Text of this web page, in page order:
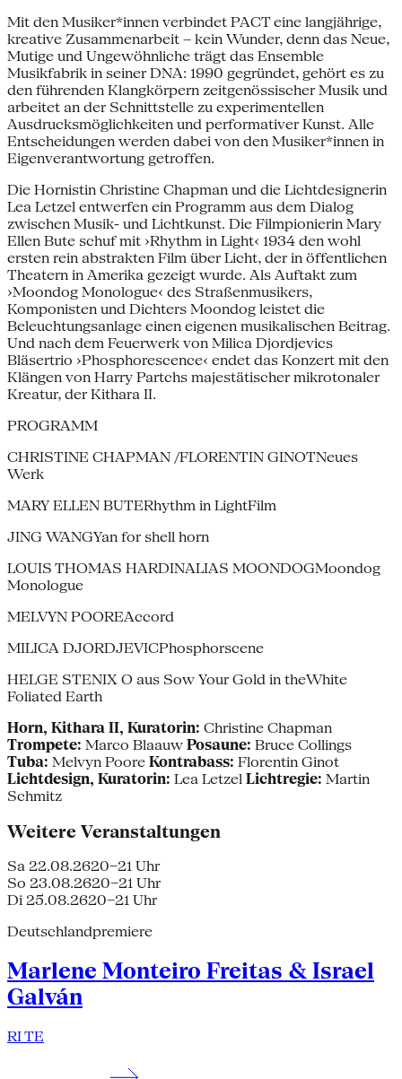
Mit den Musiker*innen verbindet PACT eine langjährige,
kreative Zusammenarbeit – kein Wunder, denn das Neue,
Mutige und Ungewöhnliche trägt das Ensemble
Musikfabrik in seiner DNA: 1990 gegründet, gehört es zu
den führenden Klangkörpern zeitgenössischer Musik und
arbeitet an der Schnittstelle zu experimentellen
Ausdrucksmöglichkeiten und performativer Kunst. Alle
Entscheidungen werden dabei von den Musiker*innen in
Eigenverantwortung getroffen.
Die Hornistin Christine Chapman und die Lichtdesignerin
Lea Letzel entwerfen ein Programm aus dem Dialog
zwischen Musik- und Lichtkunst. Die Filmpionierin Mary
Ellen Bute schuf mit ›Rhythm in Light‹ 1934 den wohl
ersten rein abstrakten Film über Licht, der in öffentlichen
Theatern in Amerika gezeigt wurde. Als Auftakt zum
›Moondog Monologue‹ des Straßenmusikers,
Komponisten und Dichters Moondog leistet die
Beleuchtungsanlage einen eigenen musikalischen Beitrag.
Und nach dem Feuerwerk von Milica Djordjevics
Bläsertrio ›Phosphorescence‹ endet das Konzert mit den
Klängen von Harry Partchs majestätischer mikrotonaler
Kreatur, der Kithara II.
PROGRAMM
CHRISTINE CHAPMAN /FLORENTIN GINOTNeues
Werk
MARY ELLEN BUTERhythm in LightFilm
JING WANGYan for shell horn
LOUIS THOMAS HARDINALIAS MOONDOGMoondog
Monologue
MELVYN POOREAccord
MILICA DJORDJEVICPhosphorscene
HELGE STENIX O aus Sow Your Gold in theWhite
Foliated Earth
Horn, Kithara II, Kuratorin: Christine Chapman
Trompete: Marco Blaauw Posaune: Bruce Collings
Tuba: Melvyn Poore Kontrabass: Florentin Ginot
Lichtdesign, Kuratorin: Lea Letzel Lichtregie: Martin
Schmitz
Weitere Veranstaltungen
Sa 22.08.2620–21 Uhr
So 23.08.2620–21 Uhr
Di 25.08.2620–21 Uhr
Deutschlandpremiere
Marlene Monteiro Freitas & Israel
Galván
RI TE